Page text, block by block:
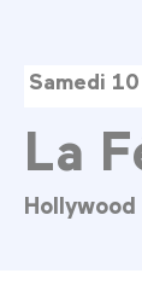
Samedi
La
Hollywood